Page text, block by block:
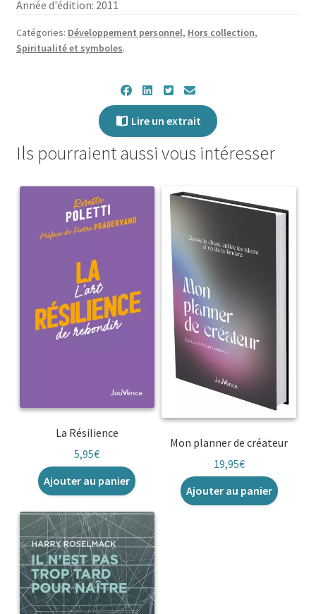
Année d'édition: 2011
Catégories: Développement personnel, Hors collection,
Spiritualité et symboles.
Lire un extrait
Ils pourraient aussi vous intéresser
La Résilience
5,95€
Ajouter au panier
Mon planner de créateur
19,95€
Ajouter au panier